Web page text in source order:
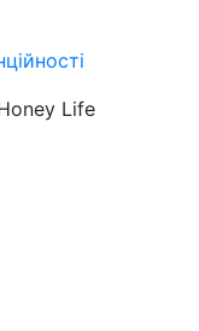
Life